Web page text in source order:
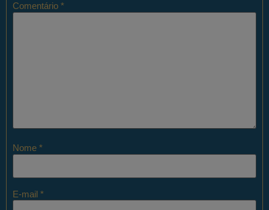
Comentário *
Nome *
E-mail *